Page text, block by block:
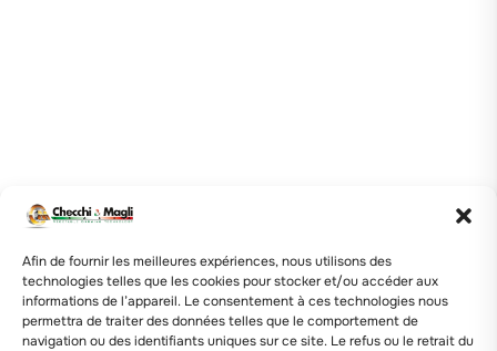
Afin de fournir les meilleures expériences, nous utilisons des
technologies telles que les cookies pour stocker et/ou accéder aux
informations de l’appareil. Le consentement à ces technologies nous
permettra de traiter des données telles que le comportement de
navigation ou des identifiants uniques sur ce site. Le refus ou le retrait du